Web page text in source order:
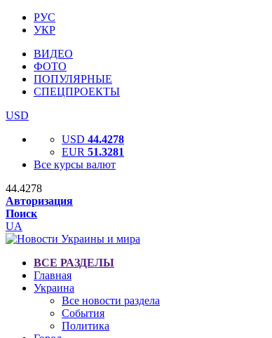
РУС
УКР
ВИДЕО
ФОТО
ПОПУЛЯРНЫЕ
СПЕЦПРОЕКТЫ
USD
USD 44.4278
EUR 51.3281
Все курсы валют
44.4278
Авторизация
Поиск
UA
ВСЕ РАЗДЕЛЫ
Главная
Украина
Все новости раздела
События
Политика